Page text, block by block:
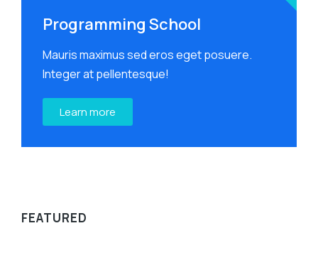
Programming School
Mauris maximus sed eros eget posuere.
Integer at pellentesque!
Learn more
FEATURED